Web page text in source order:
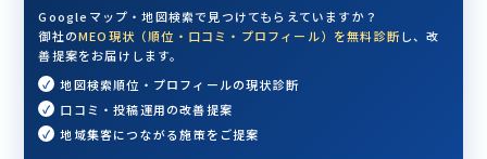
Googleマップ・地図検索で見つけてもらえていますか？
御社のMEO現状（順位・口コミ・プロフィール）を無料診断し、改
善提案をお届けします。
地図検索順位・プロフィールの現状診断
口コミ・投稿運用の改善提案
地域集客につながる施策をご提案